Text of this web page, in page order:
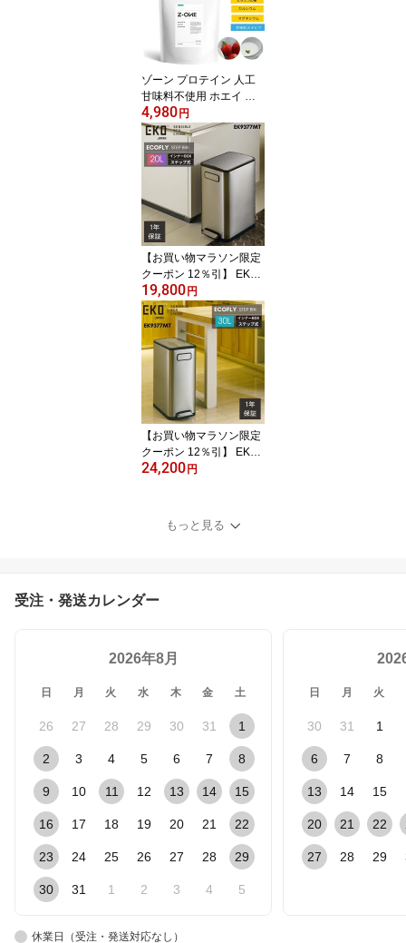
ゾーン プロテイン 人工
甘味料不使用 ホエイ ヨ
ーグルト ストロベリー 7
50g ZONE PROTEIN ア
スリート 男性 女性 成人
ジュニア
4,980円
【お買い物マラソン限定
クーポン 12％引】 EKO
ゴミ箱 20L 20リットル E
K9377 ペダル 足踏み 大
容量 スリム ステンレス
縦型 縦 両開き ふた付き
エコフライ ステップビン
おしゃれ ダストボックス
19,800円
【お買い物マラソン限定
クーポン 12％引】 EKO
ゴミ箱 30L 30リットル E
縦型 縦 ワイド ふた付き
エコフライ ステップビン
24,200円
もっと見る
受注・発送カレンダー
2026年8月
日 月 火 水 木 金 土
26 27 28 29 30 31 1
2 3 4 5 6 7 8
9 10 11 12 13 14 15
16 17 18 19 20 21 22
23 24 25 26 27 28 29
30 31 1 2 3 4 5
日 月 火
30 31 1
6 7 8
13 14 15
20 21 22
27 28 29
休業日（受注・発送対応なし）